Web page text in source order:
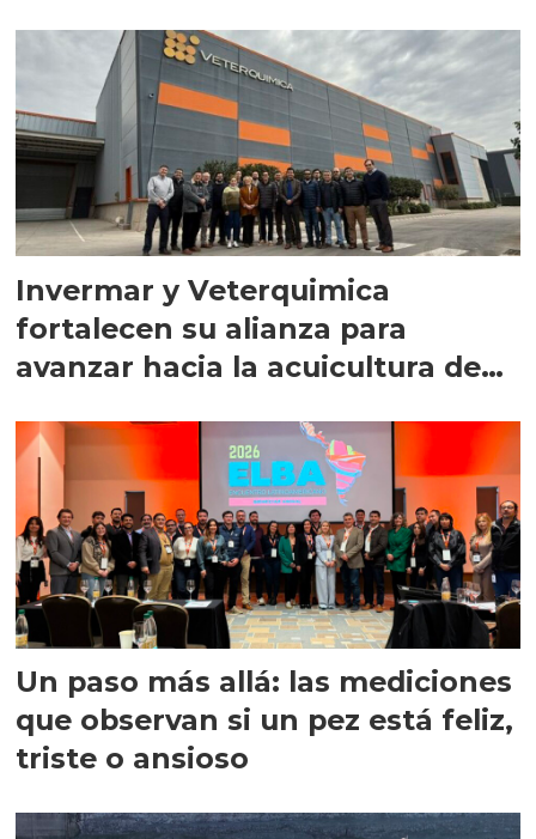
Invermar y Veterquimica
fortalecen su alianza para
avanzar hacia la acuicultura de
Un paso más allá: las mediciones
que observan si un pez está feliz,
triste o ansioso